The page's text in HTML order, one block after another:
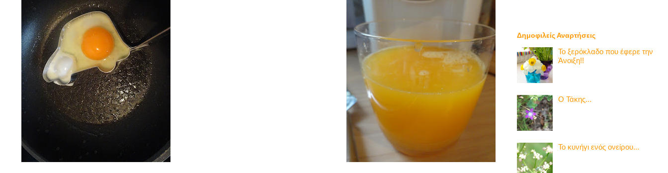
Δημοφιλείς Αναρτήσεις
Το ξερόκλαδο που έφερε την
Άνοιξη!!
Ο Τάκης...
Το κυνήγι ενός ονείρου...